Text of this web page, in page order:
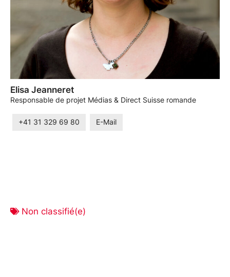
Elisa Jeanneret
Responsable de projet Médias & Direct Suisse romande
+41 31 329 69 80 E-Mail
Non classifié(e)